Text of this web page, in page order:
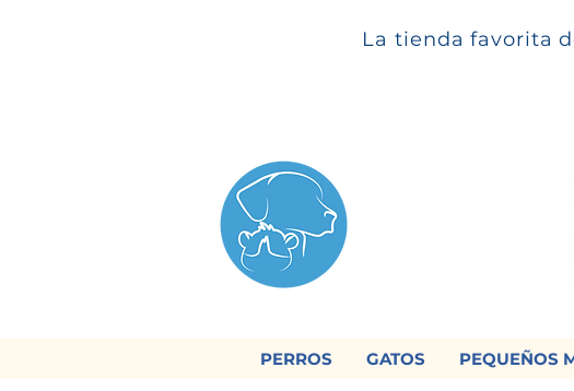
La tienda favorita
PERROS GATOS PEQUEÑOS